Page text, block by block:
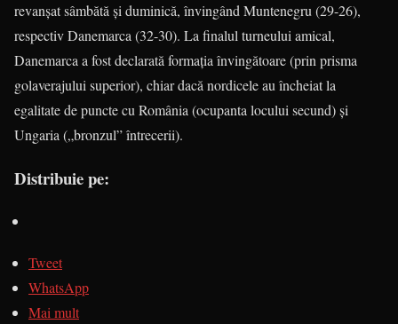
revanşat sâmbătă şi duminică, învingând Muntenegru (29-26),
respectiv Danemarca (32-30). La finalul turneului amical,
Danemarca a fost declarată formaţia învingătoare (prin prisma
golaverajului superior), chiar dacă nordicele au încheiat la
egalitate de puncte cu România (ocupanta locului secund) şi
Ungaria („bronzul” întrecerii).
Distribuie pe:
Tweet
WhatsApp
Mai mult